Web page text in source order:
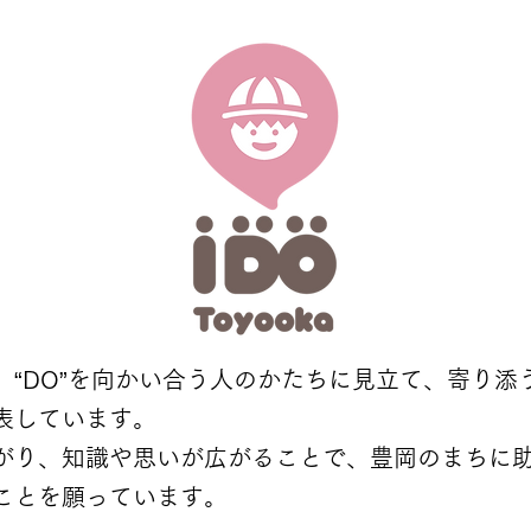
“DO”を向かい合う人のかたちに見立て、寄り添
しています。
り、知識や思いが広がることで、豊岡のまちに
とを願っています。